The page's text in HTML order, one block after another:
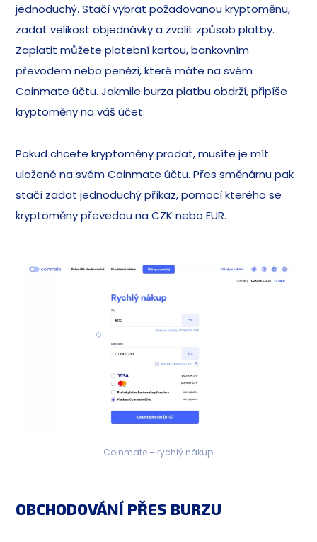
jednoduchý. Stačí vybrat požadovanou kryptoměnu,
zadat velikost objednávky a zvolit způsob platby.
Zaplatit můžete platební kartou, bankovním
převodem nebo penězi, které máte na svém
Coinmate účtu. Jakmile burza platbu obdrží, připíše
kryptoměny na váš účet.
Pokud chcete kryptoměny prodat, musíte je mít
uložené na svém Coinmate účtu. Přes směnárnu pak
stačí zadat jednoduchý příkaz, pomocí kterého se
kryptoměny převedou na CZK nebo EUR.
Coinmate – rychlý nákup
OBCHODOVÁNÍ PŘES BURZU